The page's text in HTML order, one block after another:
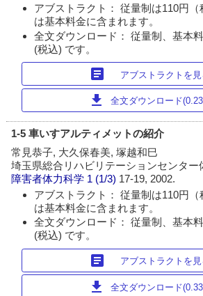
アブストラクト： 従量制は110円（
は基本料金に含まれます。
全文ダウンロード： 従量制、基本
(税込) です。
article アブストラクトを見
download 全文ダウンロード
1-5 車いすアルティメットの紹介
常見恭子, 大久保春美, 塚越和巳
埼玉県総合リハビリテーションセンター
障害者体力科学 1 (1/3) 17-19, 2002.
アブストラクト： 従量制は110円（
は基本料金に含まれます。
全文ダウンロード： 従量制、基本
(税込) です。
article アブストラクトを見
download 全文ダウンロード